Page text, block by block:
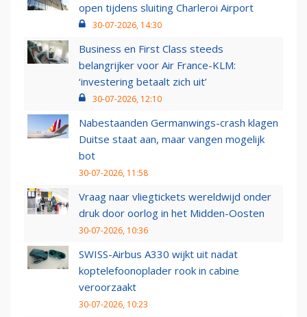
open tijdens sluiting Charleroi Airport
30-07-2026, 14:30
Business en First Class steeds
belangrijker voor Air France-KLM:
‘investering betaalt zich uit’
30-07-2026, 12:10
Nabestaanden Germanwings-crash klagen
Duitse staat aan, maar vangen mogelijk
bot
30-07-2026, 11:58
Vraag naar vliegtickets wereldwijd onder
druk door oorlog in het Midden-Oosten
30-07-2026, 10:36
SWISS-Airbus A330 wijkt uit nadat
koptelefoonoplader rook in cabine
veroorzaakt
30-07-2026, 10:23